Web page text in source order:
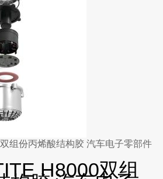
组份丙烯酸结构胶 汽车电子零部件
H8000双组